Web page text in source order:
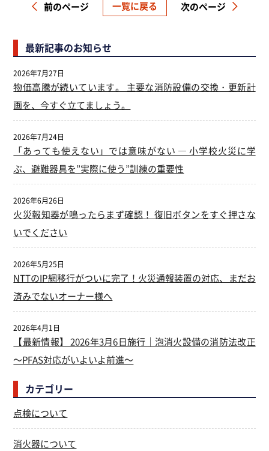
前のページ 一覧に戻る 次のページ
最新記事のお知らせ
物価高騰が続いています。 主要な消防設備の交換・更新計
画を、今すぐ立てましょう。
2026年7月27日
「あっても使えない」では意味がない ― 小学校火災に学
ぶ、避難器具を”実際に使う”訓練の重要性
2026年7月24日
火災報知器が鳴ったらまず確認！ 復旧ボタンをすぐ押さな
いでください
2026年6月26日
NTTのIP網移行がついに完了！火災通報装置の対応、まだお
済みでないオーナー様へ
2026年5月25日
【最新情報】 2026年3月6日施行｜泡消火設備の消防法改正
～PFAS対応がいよいよ前進～
2026年4月1日
カテゴリー
点検について
消火器について